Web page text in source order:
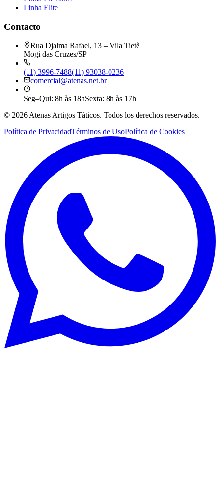
Linha Elite
Contacto
Rua Djalma Rafael, 13 – Vila Tietê
Mogi das Cruzes/SP
(11) 3996-7488(11) 93038-0236
comercial@atenas.net.br
Seg–Qui: 8h às 18hSexta: 8h às 17h
© 2026 Atenas Artigos Táticos. Todos los derechos reservados.
Política de PrivacidadTérminos de UsoPolítica de Cookies